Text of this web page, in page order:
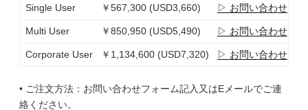
Single User
￥567,300 (USD3,660) ▷ お問い合わせ
Multi User ￥850,950 (USD5,490) ▷ お問い合わせ
Corporate User ￥1,134,600 (USD7,320) ▷ お問い合わせ
• ご注文方法：お問い合わせフォーム記入又はEメールでご連
絡ください。